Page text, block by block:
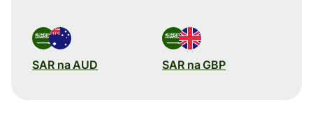
SAR na AUD SAR na GBP